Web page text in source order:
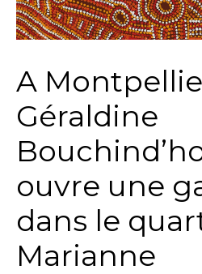
A
Géraldine
ouvre une
dans le
Marianne